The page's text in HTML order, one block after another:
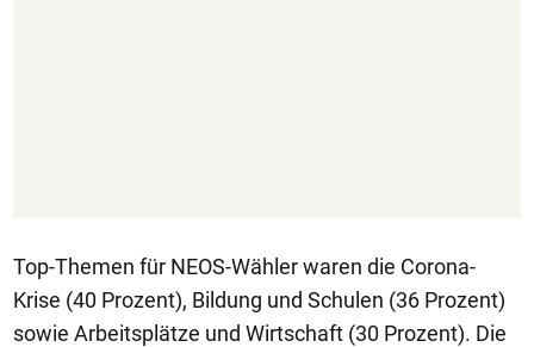
Top-Themen für NEOS-Wähler waren die Corona-
Krise (40 Prozent), Bildung und Schulen (36 Prozent)
sowie Arbeitsplätze und Wirtschaft (30 Prozent). Die